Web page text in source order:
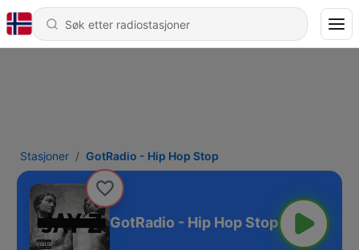
Stasjoner GotRadio - Hip Hop Stop
GotRadio - Hip Hop Stop